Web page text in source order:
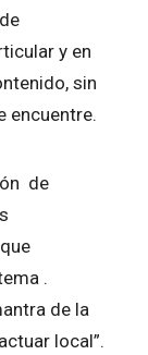
y en
sin
encuentre.
de
.
de la
local”.